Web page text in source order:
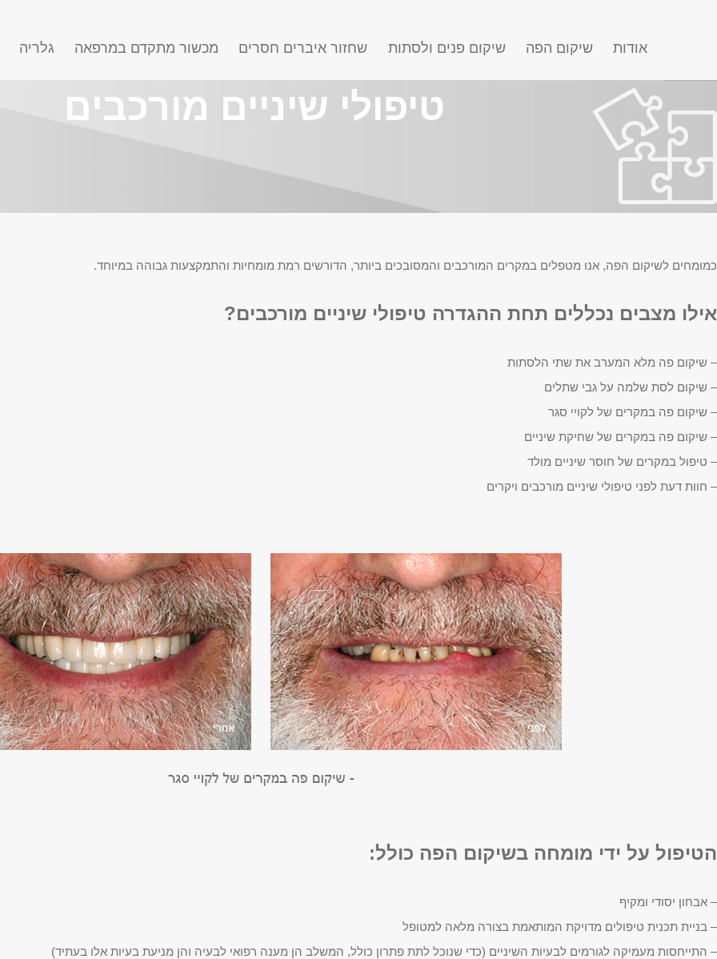
אודות שיקום הפה שיקום פנים ולסתות שחזור איברים חסרים מכשור מתקדם במרפאה גלריה
טיפולי שיניים מורכבים
כמומחים לשיקום הפה, אנו מטפלים במקרים המורכבים והמסובכים ביותר, הדורשים רמת מומחיות והתמקצעות גבוהה במיוחד.
אילו מצבים נכללים תחת ההגדרה טיפולי שיניים מורכבים?
– שיקום פה מלא המערב את שתי הלסתות
– שיקום לסת שלמה על גבי שתלים
– שיקום פה במקרים של לקויי סגר
– שיקום פה במקרים של שחיקת שיניים
– טיפול במקרים של חוסר שיניים מולד
– חוות דעת לפני טיפולי שיניים מורכבים ויקרים
הטיפול על ידי מומחה בשיקום הפה כולל:
– אבחון יסודי ומקיף
– בניית תכנית טיפולים מדויקת המותאמת בצורה מלאה למטופל
– התייחסות מעמיקה לגורמים לבעיות השיניים (כדי שנוכל לתת פתרון כולל, המשלב הן מענה רפואי לבעיה והן מניעת בעיות אלו בעתיד)